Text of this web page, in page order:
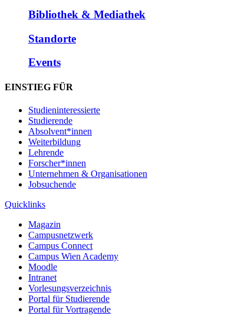
Bibliothek & Mediathek
Standorte
Events
EINSTIEG FÜR
Studieninteressierte
Studierende
Absolvent*innen
Weiterbildung
Lehrende
Forscher*innen
Unternehmen & Organisationen
Jobsuchende
Quicklinks
Magazin
Campusnetzwerk
Campus Connect
Campus Wien Academy
Moodle
Intranet
Vorlesungsverzeichnis
Portal für Studierende
Portal für Vortragende